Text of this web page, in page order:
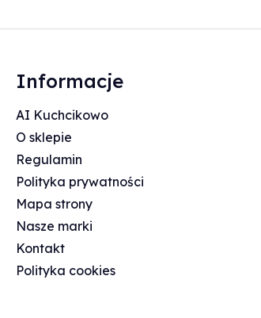
Informacje
AI Kuchcikowo
O sklepie
Regulamin
Polityka prywatności
Mapa strony
Nasze marki
Kontakt
Polityka cookies